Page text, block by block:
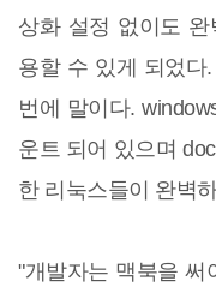
상화 설정 없이도
용할 수 있게 되었다
번에 말이다.
운트 되어 있으며
한 리눅스들이 완벽
"개발자는 맥북을 써